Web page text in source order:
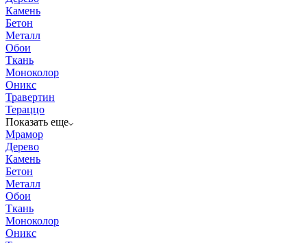
Камень
Бетон
Металл
Обои
Ткань
Моноколор
Оникс
Травертин
Тераццо
Показать еще
Мрамор
Дерево
Камень
Бетон
Металл
Обои
Ткань
Моноколор
Оникс